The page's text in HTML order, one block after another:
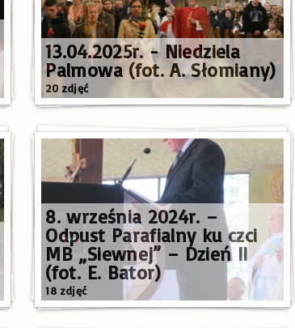
13.04.2025r. - Niedziela
Palmowa (fot. A. Słomiany)
20 zdjęć
8. września 2024r. –
Odpust Parafialny ku czci
MB „Siewnej” – Dzień II
(fot. E. Bator)
18 zdjęć